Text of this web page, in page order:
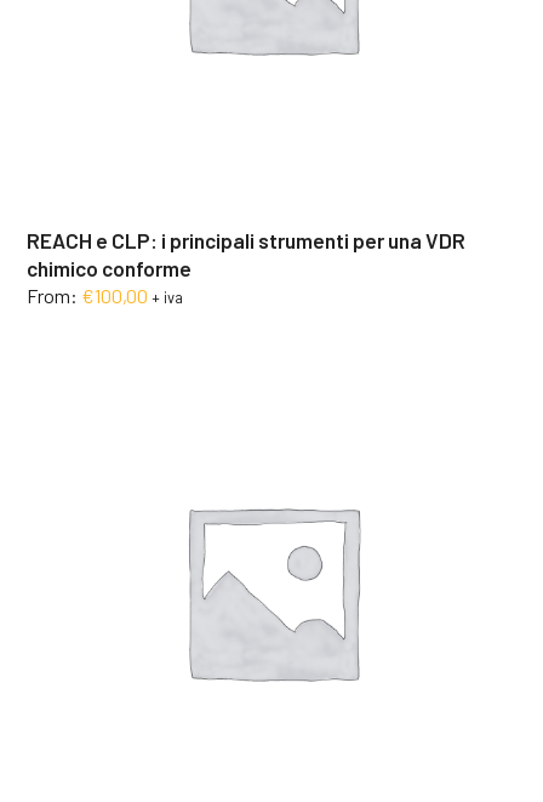
REACH e CLP: i principali strumenti per una VDR
chimico conforme
From: €100,00 + iva